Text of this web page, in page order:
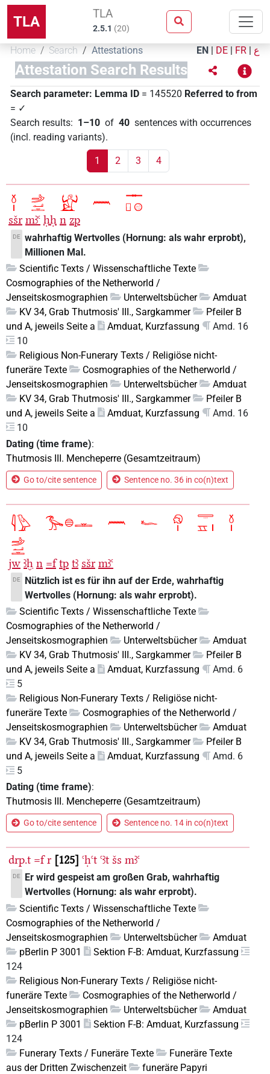
TLA TLA
2.5.1 (20)
Home Search Attestations EN | DE | FR | ع
Attestation Search Results
Search parameter: Lemma ID = 145520 Referred to from
= ✓
Search results: 1–10 of 40 sentences with occurrences
(incl. reading variants).
1 2 3 4
sšr mꜣꜥ ḥḥ n zp
DE
wahrhaftig Wertvolles (Hornung: als wahr erprobt),
Millionen Mal.
Scientific Texts / Wissenschaftliche Texte
Cosmographies of the Netherworld /
Jenseitskosmographien
Unterweltsbücher
Amduat
KV 34, Grab Thutmosis' III., Sargkammer
Pfeiler B
und A, jeweils Seite a
Amduat, Kurzfassung
Amd. 16
10
Religious Non-Funerary Texts / Religiöse nicht-
funeräre Texte
Cosmographies of the Netherworld /
Jenseitskosmographien
Unterweltsbücher
Amduat
KV 34, Grab Thutmosis' III., Sargkammer
Pfeiler B
und A, jeweils Seite a
Amduat, Kurzfassung
Amd. 16
10
Dating (time frame):
Thutmosis III. Mencheperre (Gesamtzeitraum)
Go to/cite sentence Sentence no. 36 in co(n)text
jw ꜣḫ n =f tp tꜣ sšr mꜣꜥ
DE
Nützlich ist es für ihn auf der Erde, wahrhaftig
Wertvolles (Hornung: als wahr erprobt).
Scientific Texts / Wissenschaftliche Texte
Cosmographies of the Netherworld /
Jenseitskosmographien
Unterweltsbücher
Amduat
KV 34, Grab Thutmosis' III., Sargkammer
Pfeiler B
und A, jeweils Seite a
Amduat, Kurzfassung
Amd. 6
5
Religious Non-Funerary Texts / Religiöse nicht-
funeräre Texte
Cosmographies of the Netherworld /
Jenseitskosmographien
Unterweltsbücher
Amduat
KV 34, Grab Thutmosis' III., Sargkammer
Pfeiler B
und A, jeweils Seite a
Amduat, Kurzfassung
Amd. 6
5
Dating (time frame):
Thutmosis III. Mencheperre (Gesamtzeitraum)
Go to/cite sentence Sentence no. 14 in co(n)text
drp.t =f r 125 ꜥḥꜥt ꜥꜣt šs mꜣꜥ
DE
Er wird gespeist am großen Grab, wahrhaftig
Wertvolles (Hornung: als wahr erprobt).
Scientific Texts / Wissenschaftliche Texte
Cosmographies of the Netherworld /
Jenseitskosmographien
Unterweltsbücher
Amduat
pBerlin P 3001
Sektion F-B: Amduat, Kurzfassung
124
Religious Non-Funerary Texts / Religiöse nicht-
funeräre Texte
Cosmographies of the Netherworld /
Jenseitskosmographien
Unterweltsbücher
Amduat
pBerlin P 3001
Sektion F-B: Amduat, Kurzfassung
124
Funerary Texts / Funeräre Texte
Funeräre Texte
aus der Dritten Zwischenzeit
funeräre Papyri